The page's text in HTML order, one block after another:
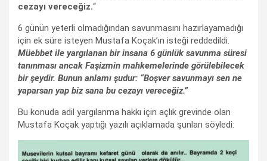
cezayı vereceğiz.“
6 günün yeterli olmadığından savunmasını hazırlayamadığı
için ek süre isteyen Mustafa Koçak’ın isteği reddedildi.
Müebbet ile yargılanan bir insana 6 günlük savunma süresi
tanınması ancak Faşizmin mahkemelerinde görülebilecek
bir şeydir. Bunun anlamı şudur: “Boşver savunmayı sen ne
yaparsan yap biz sana bu cezayı vereceğiz.”
Bu konuda adil yargılanma hakkı için açlık grevinde olan
Mustafa Koçak yaptığı yazılı açıklamada şunları söyledi: